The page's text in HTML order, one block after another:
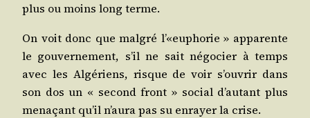
plus ou moins long terme.
On voit donc que mal­gré l’«euphorie » appa­rente
le gou­ver­ne­ment, s’il ne sait négo­cier à temps
avec les Algé­riens, risque de voir s’ou­vrir dans
son dos un « second front » social d’au­tant plus
mena­çant qu’il n’au­ra pas su enrayer la crise.